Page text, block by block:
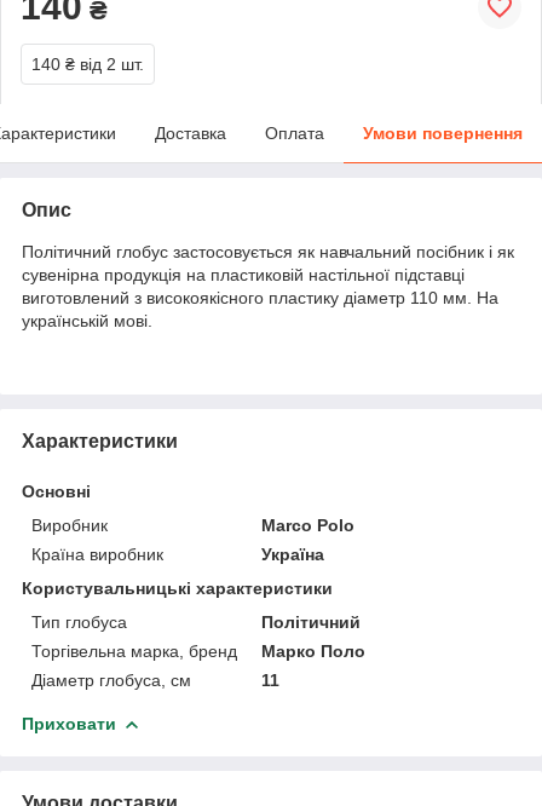
₴
140 ₴ від 2 шт.
Доставка Оплата Умови повернення
Опис
Політичний глобус застосовується як навчальний посібник і як
сувенірна продукція на пластиковій настільної підставці
виготовлений з високоякісного пластику діаметр 110 мм. На
українській мові.
Характеристики
Основні
Виробник
Marco Polo
Країна виробник
Україна
Користувальницькі характеристики
Тип глобуса
Політичний
Торгівельна марка, бренд
Марко Поло
Діаметр глобуса, см
11
Приховати